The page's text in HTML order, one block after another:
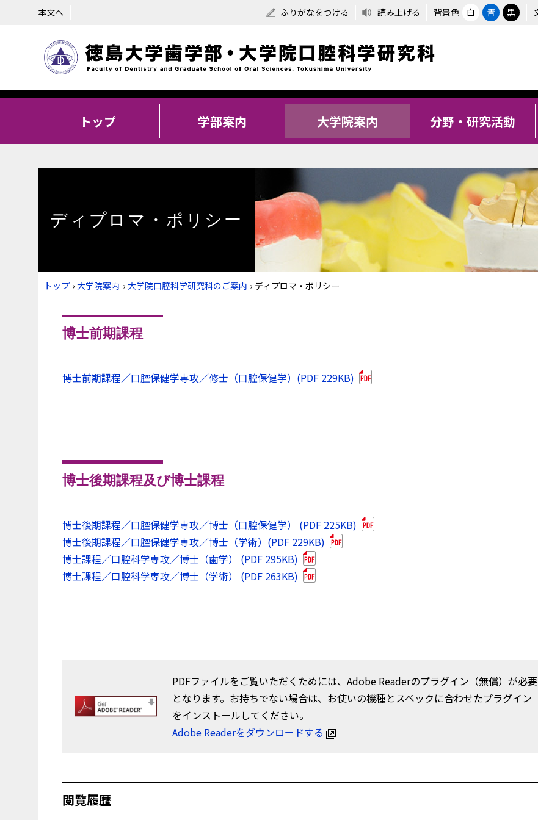
本文へ ふりがなをつける 読み上げる 背景色 白 青 黒
トップ 学部案内 大学院案内 分野・研究活動
ディプロマ・ポリシー
トップ › 大学院案内 › 大学院口腔科学研究科のご案内 › ディプロマ・ポリシー
博士前期課程
博士前期課程／口腔保健学専攻／修士（口腔保健学）(PDF 229KB)
博士後期課程及び博士課程
博士後期課程／口腔保健学専攻／博士（口腔保健学） (PDF 225KB)
博士後期課程／口腔保健学専攻／博士（学術）(PDF 229KB)
博士課程／口腔科学専攻／博士（歯学） (PDF 295KB)
博士課程／口腔科学専攻／博士（学術） (PDF 263KB)
PDFファイルをご覧いただくためには、Adobe Readerのプラグイン（無償）が必要
となります。お持ちでない場合は、お使いの機種とスペックに合わせたプラグイン
をインストールしてください。
Adobe Readerをダウンロードする
閲覧履歴